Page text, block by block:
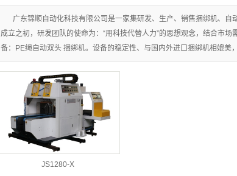
广东锦顺自动化科技有限公司是一家集研发、生产、销售捆绑机、
成立之初，研发团队的使命为：“用科技代替人力”的思想观念，结合市
备：PE绳自动双头 捆绑机。设备的稳定性、与国内外进口捆绑机相媲美
JS1280-X